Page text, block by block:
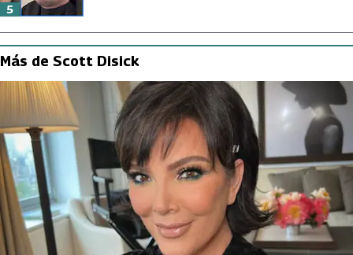
5
Más de Scott Disick